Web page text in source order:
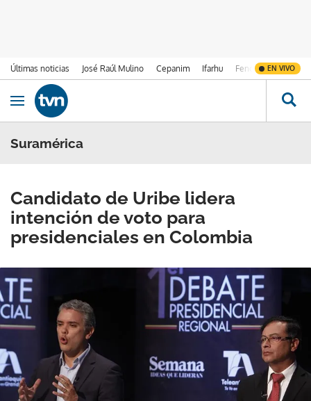
Últimas noticias José Raúl Mulino Cepanim Ifarhu Fenómeno de El
EN VIVO
Ir al contenido
Obrir navegació
Suramérica
Candidato de Uribe lidera
intención de voto para
presidenciales en Colombia